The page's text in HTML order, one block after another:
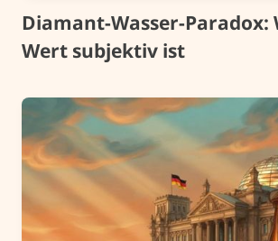
Diamant-Wasser-Paradox:
Wert subjektiv ist